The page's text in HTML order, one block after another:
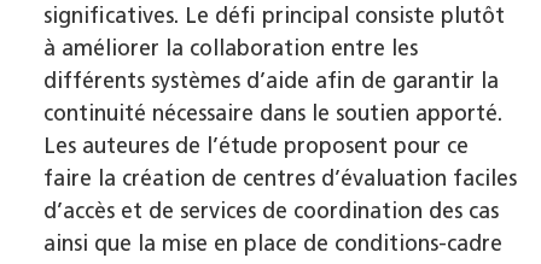
significatives. Le défi principal consiste plutôt
à améliorer la collaboration entre les
différents systèmes d’aide afin de garantir la
continuité nécessaire dans le soutien apporté.
Les auteures de l’étude proposent pour ce
faire la création de centres d’évaluation faciles
d’accès et de services de coordination des cas
ainsi que la mise en place de conditions-cadre